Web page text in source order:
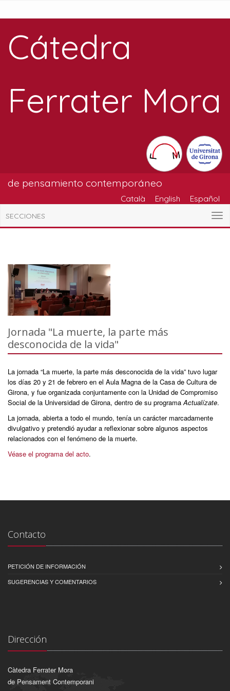
Cátedra
Ferrater Mora
de pensamiento contemporáneo
Català English Español
SECCIONES
Jornada "La muerte, la parte más
desconocida de la vida"
La jornada “La muerte, la parte más desconocida de la vida” tuvo lugar
los días 20 y 21 de febrero en el Aula Magna de la Casa de Cultura de
Girona, y fue organizada conjuntamente con la Unidad de Compromiso
Social de la Universidad de Girona, dentro de su programaActualízate.
La jornada, abierta a todo el mundo, tenía un carácter marcadamente
divulgativo y pretendió ayudar a reflexionar sobre algunos aspectos
relacionados con el fenómeno de la muerte.
Véase el programa del acto.
Contacto
PETICIÓN DE INFORMACIÓN
SUGERENCIAS Y COMENTARIOS
Dirección
Càtedra Ferrater Mora
de Pensament Contemporani